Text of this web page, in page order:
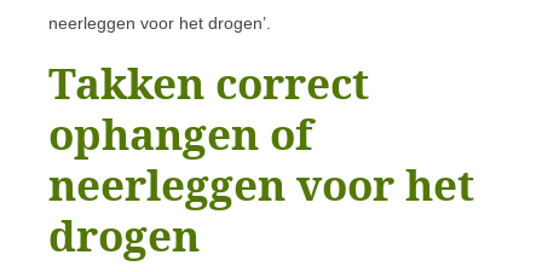
neerleggen voor het drogen’.
Takken correct
ophangen of
neerleggen voor het
drogen